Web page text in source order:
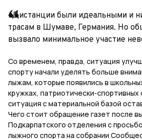
«Дистанции были идеальными и
трасам в Шумаве, Германия. Но
вызвало минимальное участие
Со временем, правда, ситуация
спорту начали уделять больше
лыжам, которые появились в
кружках, патриотически-спортивных
ситуация с материальной базой
Чего стоит обращение газет после
Подкарпатского отделения с
лыжного спорта на собрании